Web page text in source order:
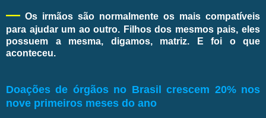
— Os irmãos são normalmente os mais compatíveis
para ajudar um ao outro. Filhos dos mesmos pais, eles
possuem a mesma, digamos, matriz. E foi o que
aconteceu.
Doações de órgãos no Brasil crescem 20% nos
nove primeiros meses do ano